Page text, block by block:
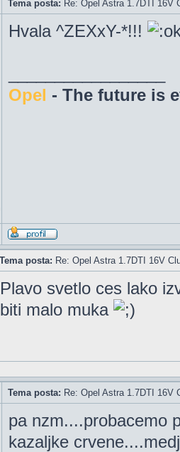
Tema posta: Re: Opel Astra 1.7DTI 16V
Hvala ^ZEXxY-*!!!
Opel - The future is
Tema posta: Re: Opel Astra 1.7DTI 16V
Plavo svetlo ces lako
biti malo muka
Tema posta: Re: Opel Astra 1.7DTI 16V
pa nzm....probacemo
kazaljke